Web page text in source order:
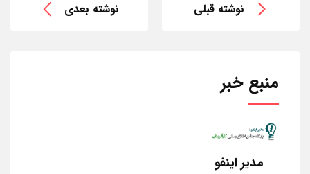
نوشته قبلی نوشته بعدی
منبع خبر
مدیر اینفو